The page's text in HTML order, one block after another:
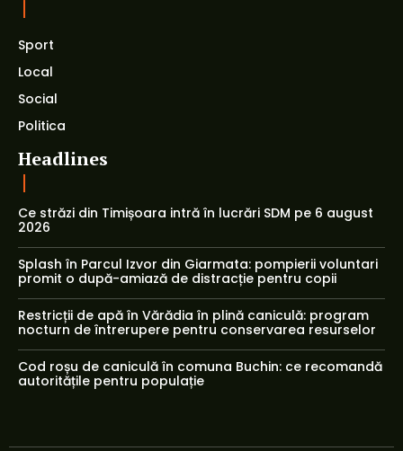
Sport
Local
Social
Politica
Headlines
Ce străzi din Timișoara intră în lucrări SDM pe 6 august
2026
Splash în Parcul Izvor din Giarmata: pompierii voluntari
promit o după-amiază de distracție pentru copii
Restricții de apă în Vărădia în plină caniculă: program
nocturn de întrerupere pentru conservarea resurselor
Cod roșu de caniculă în comuna Buchin: ce recomandă
autoritățile pentru populație